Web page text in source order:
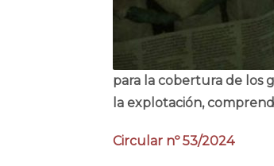
para la cobertura de los
la explotación,
Circular nº 53/2024